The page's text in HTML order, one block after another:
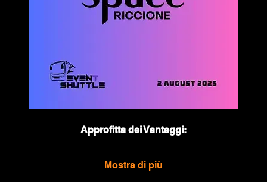
Approfitta dei Vantaggi:
Mostra di più